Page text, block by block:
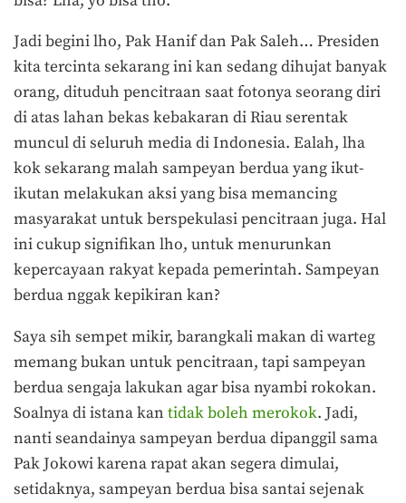
Jadi begini lho, Pak Hanif dan Pak Saleh… Presiden
kita tercinta sekarang ini kan sedang dihujat banyak
orang, dituduh pencitraan saat fotonya seorang diri
di atas lahan bekas kebakaran di Riau serentak
muncul di seluruh media di Indonesia. Ealah, lha
kok sekarang malah sampeyan berdua yang ikut-
ikutan melakukan aksi yang bisa memancing
masyarakat untuk berspekulasi pencitraan juga. Hal
ini cukup signifikan lho, untuk menurunkan
kepercayaan rakyat kepada pemerintah. Sampeyan
berdua nggak kepikiran kan?
Saya sih sempet mikir, barangkali makan di warteg
memang bukan untuk pencitraan, tapi sampeyan
berdua sengaja lakukan agar bisa nyambi rokokan.
Soalnya di istana kan tidak boleh merokok. Jadi,
nanti seandainya sampeyan berdua dipanggil sama
Pak Jokowi karena rapat akan segera dimulai,
setidaknya, sampeyan berdua bisa santai sejenak